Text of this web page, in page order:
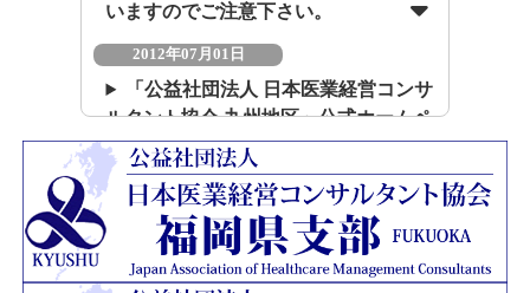
いますのでご注意下さい。
2012年07月01日
「公益社団法人 日本医業経営コンサ
ルタント協会 九州地区」公式ホームペ
ージを開設いたしました。